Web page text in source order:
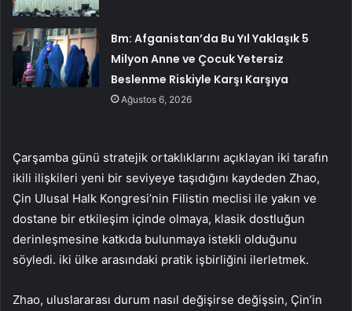
Bm: Afganistan’da Bu Yıl Yaklaşık 5
Milyon Anne ve Çocuk Yetersiz
Beslenme Riskiyle Karşı Karşıya
Ağustos 6, 2026
Çarşamba günü stratejik ortaklıklarını açıklayan iki tarafın
ikili ilişkileri yeni bir seviyeye taşıdığını kaydeden Zhao,
Çin Ulusal Halk Kongresi’nin Filistin meclisi ile yakın ve
dostane bir etkileşim içinde olmaya, klasik dostluğun
derinleşmesine katkıda bulunmaya istekli olduğunu
söyledi. iki ülke arasındaki pratik işbirliğini ilerletmek.
Zhao, uluslararası durum nasıl değişirse değişsin, Çin’in